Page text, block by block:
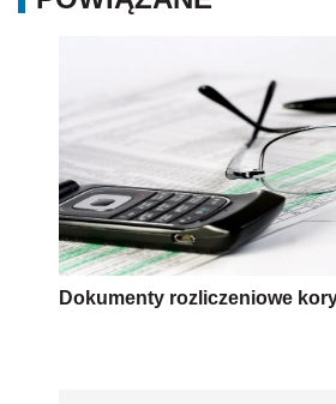
Dokumenty rozliczeniowe